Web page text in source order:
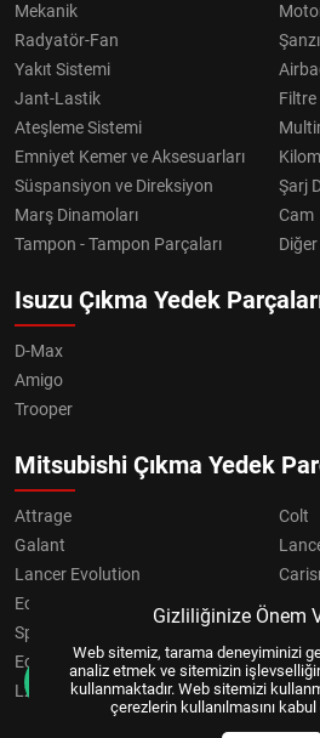
Mekanik
Radyatör-Fan
Yakıt Sistemi
Jant-Lastik
Filtre
Ateşleme Sistemi
Emniyet Kemer ve Aksesuarları
Süspansiyon ve Direksiyon
Şarj
Marş Dinamoları
Cam
Tampon - Tampon Parçaları
Isuzu Çıkma Yedek
D-Max
Amigo
Trooper
Mitsubishi Çıkma Yedek
Attrage
Colt
Galant
Lancer Evolution
Eclipse
Space Star
Eclipse Cross
L200
Gizliliğinize Önem
Web sitemiz, tarama deneyiminizi
analiz etmek ve sitemizin
kullanmaktadır. Web sitemizi
çerezlerin kullanılmasını